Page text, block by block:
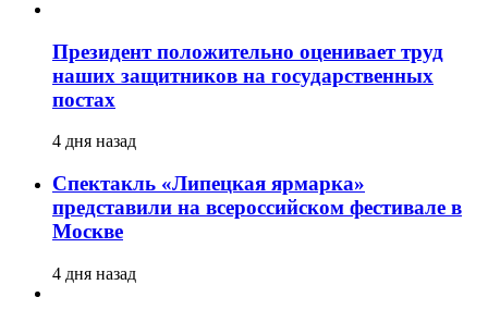
Президент положительно оценивает труд
наших защитников на государственных
постах
4 дня назад
Спектакль «Липецкая ярмарка»
представили на всероссийском фестивале в
Москве
4 дня назад